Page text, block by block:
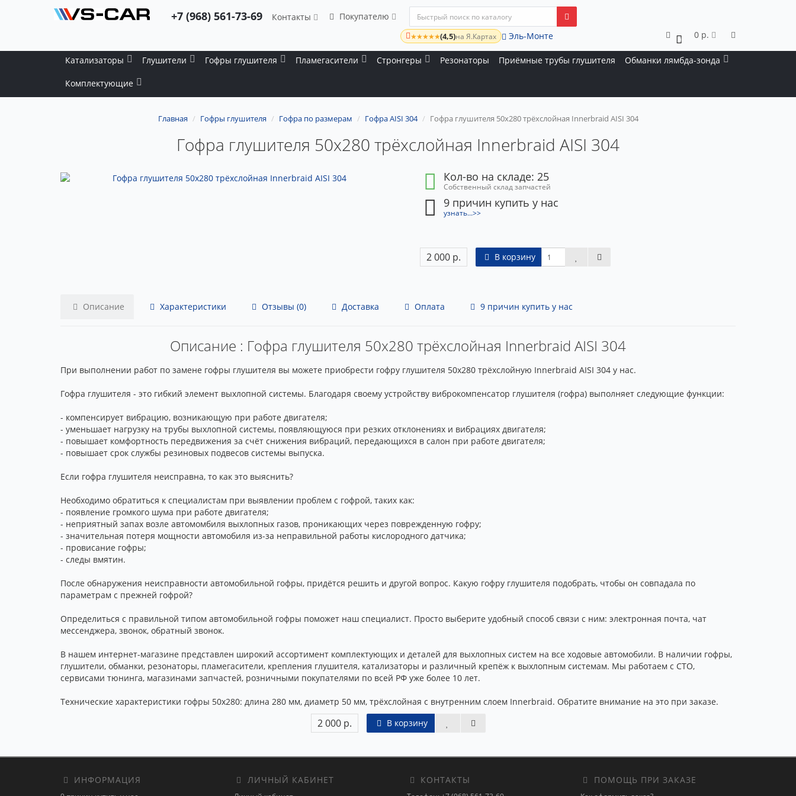
+7 (968) 561-73-69 Контакты Покупателю
★★★★★(4,5)на Я.Картах Эль-Монте 0 0 р.
Катализаторы Глушители Гофры глушителя Пламегасители Стронгеры Резонаторы Приёмные трубы глушителя Обманки лямбда-зонда
Комплектующие
Главная Гофры глушителя Гофра по размерам Гофра AISI 304 Гофра глушителя 50x280 трёхслойная Innerbraid AISI 304
Гофра глушителя 50x280 трёхслойная Innerbraid AISI 304
Кол-во на складе: 25
Собственный склад запчастей
9 причин купить у нас
узнать...>>
2 000 р. В корзину
Описание Характеристики Отзывы (0) Доставка Оплата 9 причин купить у нас
Описание : Гофра глушителя 50x280 трёхслойная Innerbraid AISI 304
При выполнении работ по замене гофры глушителя вы можете приобрести гофру глушителя 50x280 трёхслойную Innerbraid AISI 304 у нас.
Гофра глушителя - это гибкий элемент выхлопной системы. Благодаря своему устройству виброкомпенсатор глушителя (гофра) выполняет следующие функции:
- компенсирует вибрацию, возникающую при работе двигателя;
- уменьшает нагрузку на трубы выхлопной системы, появляющуюся при резких отклонениях и вибрациях двигателя;
- повышает комфортность передвижения за счёт снижения вибраций, передающихся в салон при работе двигателя;
- повышает срок службы резиновых подвесов системы выпуска.
Если гофра глушителя неисправна, то как это выяснить?
Необходимо обратиться к специалистам при выявлении проблем с гофрой, таких как:
- появление громкого шума при работе двигателя;
- неприятный запах возле автомомбиля выхлопных газов, проникающих через поврежденную гофру;
- значительная потеря мощности автомобиля из-за неправильной работы кислородного датчика;
- провисание гофры;
- следы вмятин.
После обнаружения неисправности автомобильной гофры, придётся решить и другой вопрос. Какую гофру глушителя подобрать, чтобы он совпадала по
параметрам с прежней гофрой?
Определиться с правильной типом автомобильной гофры поможет наш специалист. Просто выберите удобный способ связи с ним: электронная почта, чат
мессенджера, звонок, обратный звонок.
В нашем интернет-магазине представлен широкий ассортимент комплектующих и деталей для выхлопных систем на все ходовые автомобили. В наличии гофры,
глушители, обманки, резонаторы, пламегасители, крепления глушителя, катализаторы и различный крепёж к выхлопным системам. Мы работаем с СТО,
сервисами тюнинга, магазинами запчастей, розничными покупателями по всей РФ уже более 10 лет.
Технические характеристики гофры 50x280: длина 280 мм, диаметр 50 мм, трёхслойная с внутренним слоем Innerbraid. Обратите внимание на это при заказе.
2 000 р. В корзину
ИНФОРМАЦИЯ ЛИЧНЫЙ КАБИНЕТ КОНТАКТЫ ПОМОЩЬ ПРИ ЗАКАЗЕ